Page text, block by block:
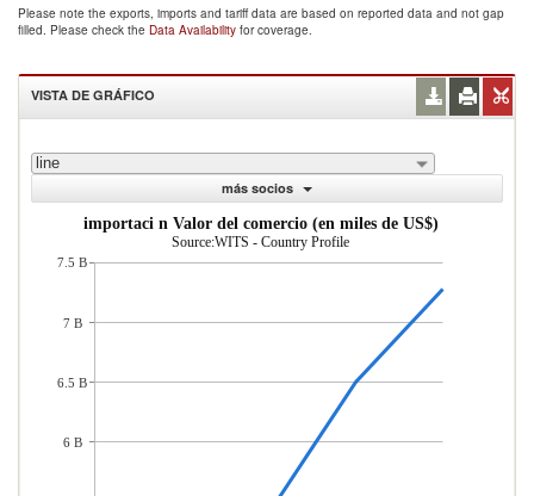
Please note the exports, imports and tariff data are based on reported data and not gap
filled. Please check the Data Availability for coverage.
VISTA DE GRÁFICO
line
más socios
importaci n Valor del comercio (en miles de US$)
Source:WITS - Country Profile
7.5 B
7 B
6.5 B
6 B